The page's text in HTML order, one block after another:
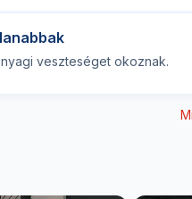
veszteséget okoznak.